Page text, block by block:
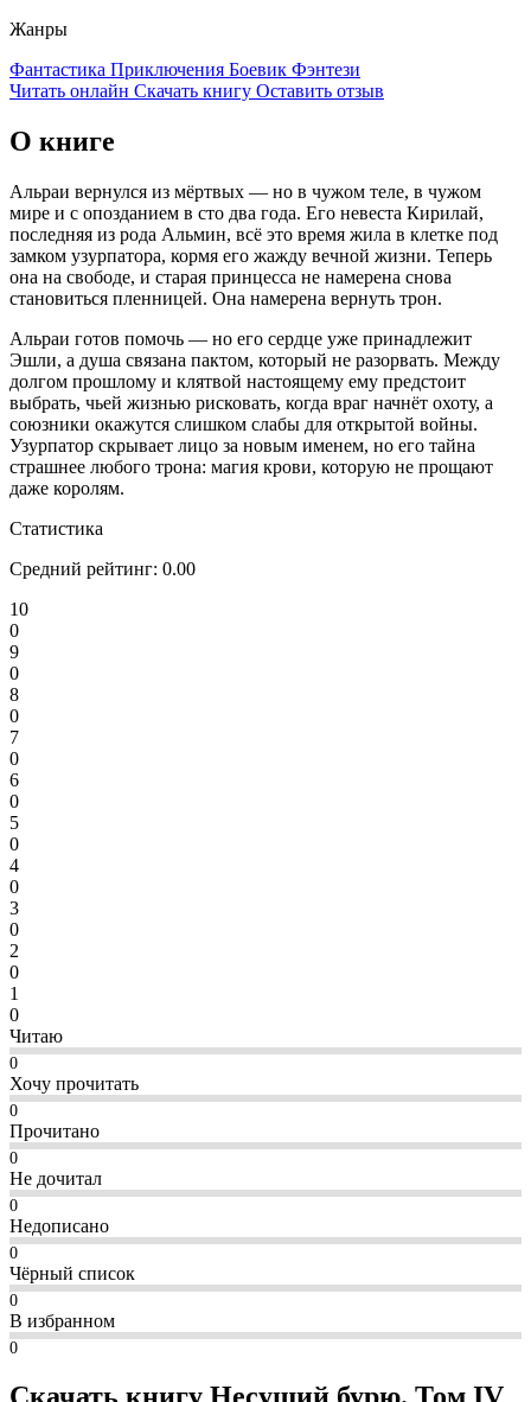
Жанры
Фантастика Приключения Боевик Фэнтези
Читать онлайн Скачать книгу Оставить отзыв
О книге
Альраи вернулся из мёртвых — но в чужом теле, в чужом
мире и с опозданием в сто два года. Его невеста Кирилай,
последняя из рода Альмин, всё это время жила в клетке под
замком узурпатора, кормя его жажду вечной жизни. Теперь
она на свободе, и старая принцесса не намерена снова
становиться пленницей. Она намерена вернуть трон.
Альраи готов помочь — но его сердце уже принадлежит
Эшли, а душа связана пактом, который не разорвать. Между
долгом прошлому и клятвой настоящему ему предстоит
выбрать, чьей жизнью рисковать, когда враг начнёт охоту, а
союзники окажутся слишком слабы для открытой войны.
Узурпатор скрывает лицо за новым именем, но его тайна
страшнее любого трона: магия крови, которую не прощают
даже королям.
Статистика
Средний рейтинг: 0.00
10
0
9
0
8
0
7
0
6
0
5
0
4
0
3
0
2
0
1
0
Читаю
0
Хочу прочитать
0
Прочитано
0
Не дочитал
0
Недописано
0
Чёрный список
0
В избранном
0